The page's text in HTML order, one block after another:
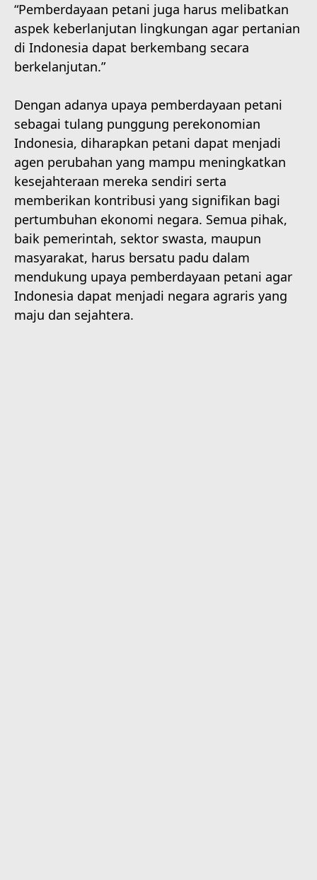
“Pemberdayaan petani juga harus melibatkan
aspek keberlanjutan lingkungan agar pertanian
di Indonesia dapat berkembang secara
berkelanjutan.”
Dengan adanya upaya pemberdayaan petani
sebagai tulang punggung perekonomian
Indonesia, diharapkan petani dapat menjadi
agen perubahan yang mampu meningkatkan
kesejahteraan mereka sendiri serta
memberikan kontribusi yang signifikan bagi
pertumbuhan ekonomi negara. Semua pihak,
baik pemerintah, sektor swasta, maupun
masyarakat, harus bersatu padu dalam
mendukung upaya pemberdayaan petani agar
Indonesia dapat menjadi negara agraris yang
maju dan sejahtera.